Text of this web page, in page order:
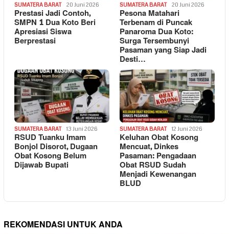
SUMATERA BARAT 20 Juni 2026
Prestasi Jadi Contoh,
SMPN 1 Dua Koto Beri
Apresiasi Siswa
Berprestasi
SUMATERA BARAT 20 Juni 2026
Pesona Matahari
Terbenam di Puncak
Panaroma Dua Koto:
Surga Tersembunyi
Pasaman yang Siap Jadi
Desti…
SUMATERA BARAT 13 Juni 2026
RSUD Tuanku Imam
Bonjol Disorot, Dugaan
Obat Kosong Belum
Dijawab Bupati
SUMATERA BARAT 12 Juni 2026
Keluhan Obat Kosong
Mencuat, Dinkes
Pasaman: Pengadaan
Obat RSUD Sudah
Menjadi Kewenangan
BLUD
REKOMENDASI UNTUK ANDA